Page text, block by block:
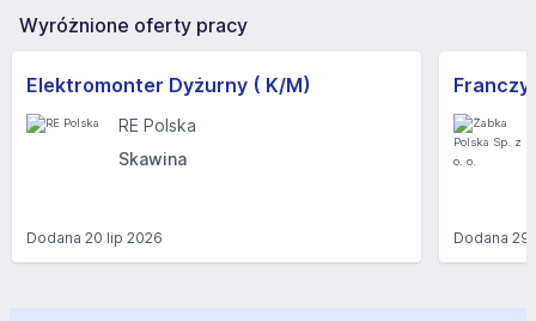
Wyróżnione oferty pracy
Elektromonter Dyżurny ( K/M)
RE Polska
Skawina
Dodana 20 lip 2026 Dodana29